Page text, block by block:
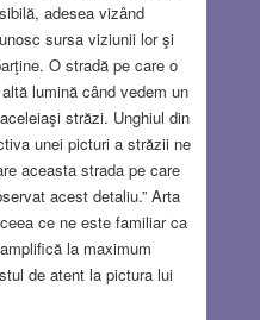
adesea vizând
sursa viziunii lor şi
O stradă pe care o
lumină când vedem un
străzi. Unghiul din
unei picturi a străzii ne
aceasta strada pe care
acest detaliu.” Arta
ce ne este familiar ca
la maximum
de atent la pictura lui